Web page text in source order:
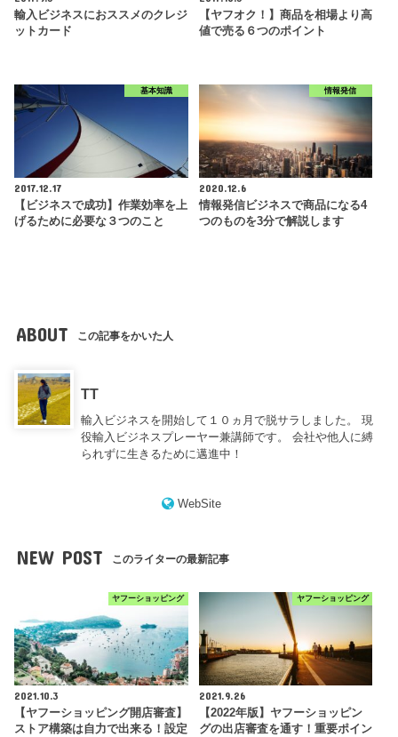
輸入ビジネスにおススメのクレジ
ットカード
【ヤフオク！】商品を相場より高
値で売る６つのポイント
基本知識
2017.12.17
【ビジネスで成功】作業効率を上
げるために必要な３つのこと
情報発信
2020.12.6
情報発信ビジネスで商品になる4
つのものを3分で解説します
ABOUT この記事をかいた人
TT
輸入ビジネスを開始して１０ヵ月で脱サラしました。 現
役輸入ビジネスプレーヤー兼講師です。 会社や他人に縛
られずに生きるために邁進中！
WebSite
NEW POST このライターの最新記事
ヤフーショッピング
2021.10.3
【ヤフーショッピング開店審査】
ストア構築は自力で出来る！設定
ヤフーショッピング
2021.9.26
【2022年版】ヤフーショッピン
グの出店審査を通す！重要ポイン